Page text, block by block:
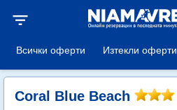
filter_list
Всички оферти Изтекли оферти
Coral Blue Beach